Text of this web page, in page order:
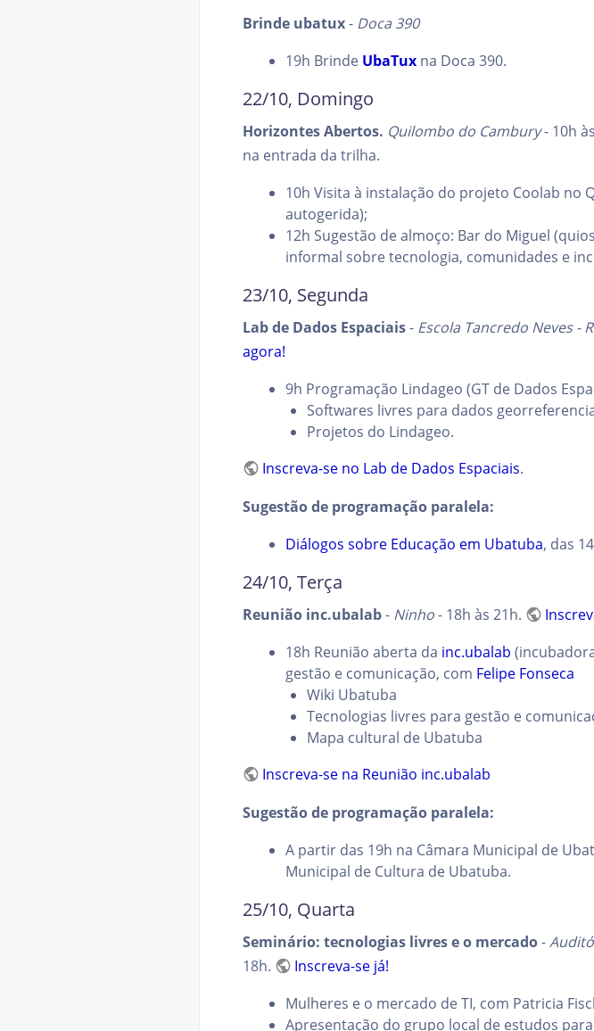
Brinde ubatux- Doca 390
19h Brinde UbaTux na Doca 390.
22/10, Domingo
Horizontes Abertos. Quilombo do Cambury- 10h
na entrada da trilha.
10h Visita à instalação do projeto Coolab no
autogerida);
12h Sugestão de almoço: Bar do Miguel
informal sobre tecnologia, comunidades e
23/10, Segunda
Lab de Dados Espaciais- Escola Tancredo Neves -
agora!
9h Programação Lindageo (GT de Dados
Softwares livres para dados
Projetos do Lindageo.
Inscreva-se no Lab de Dados Espaciais.
Sugestão de programação paralela:
Diálogos sobre Educação em Ubatuba, das
24/10, Terça
Reunião inc.ubalab- Ninho- 18h às 21h.
18h Reunião aberta da inc.ubalab
gestão e comunicação, com Felipe Fonseca
Wiki Ubatuba
Tecnologias livres para gestão e
Mapa cultural de Ubatuba
Inscreva-se na Reunião inc.ubalab
Sugestão de programação paralela:
A partir das 19h na Câmara Municipal de
Municipal de Cultura de Ubatuba.
25/10, Quarta
Seminário: tecnologias livres e o mercado-
18h.
Inscreva-se já!
Mulheres e o mercado de TI, com Patricia
Apresentação do grupo local de estudos